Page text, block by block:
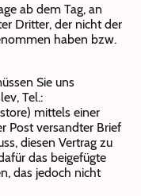
ab dem Tag, an
Dritter, der nicht der
haben bzw.
Sie uns
Tel.:
mittels einer
Post versandter Brief
diesen Vertrag zu
das beigefügte
das jedoch nicht